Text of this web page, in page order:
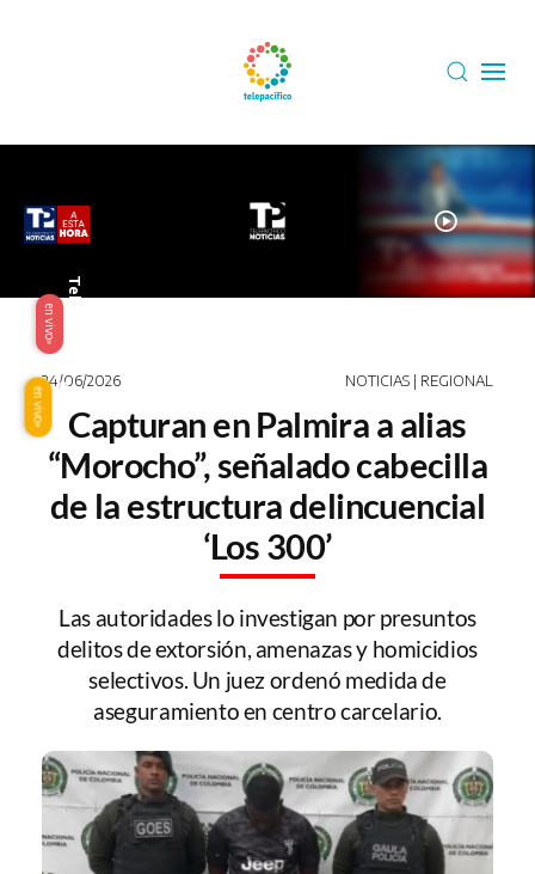
play_circle
24/06/2026 NOTICIAS | REGIONAL
Capturan en Palmira a alias
“Morocho”, señalado cabecilla
de la estructura delincuencial
‘Los 300’
Las autoridades lo investigan por presuntos
delitos de extorsión, amenazas y homicidios
selectivos. Un juez ordenó medida de
aseguramiento en centro carcelario.
Telepacífico
en vivo
Origen
en vivo